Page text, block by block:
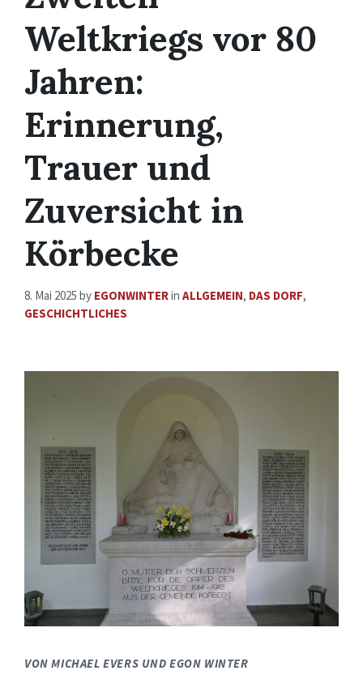
Weltkriegs vor 80
Jahren:
Erinnerung,
Trauer und
Zuversicht in
Körbecke
8. Mai 2025 by EGONWINTERin ALLGEMEIN, DAS DORF,
GESCHICHTLICHES
VON MICHAEL EVERS UND EGON WINTER